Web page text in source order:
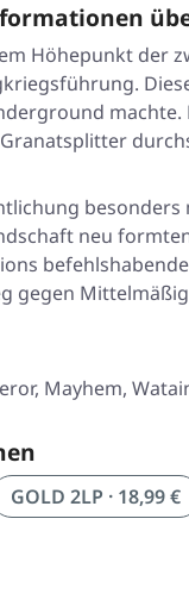
Höhepunkt der
besonders
neu
gegen
Mayhem,
GOLD 2LP · 18,99 €